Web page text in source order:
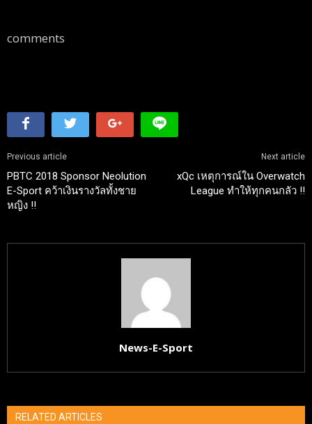
comments
Previous article
PBTC 2018 Sponsor Neolution
E-Sport คว้าเงินรางวัลทั้งชาย
หญิง !!
Next article
xQc เหตุการณ์ใน Overwatch
League ทำให้ทุกคนกลัว !!
News-E-Sport
RELATED ARTICLES